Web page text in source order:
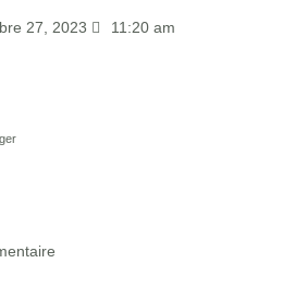
27, 2023 11:20 am